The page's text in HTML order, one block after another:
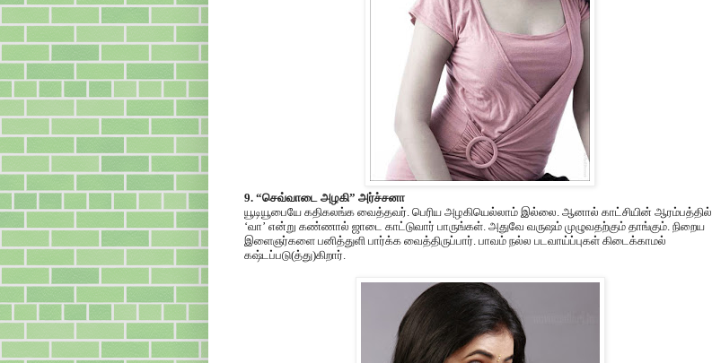
9. “செவ்வாடை அழகி” அர்ச்சனா
யூடியூபையே கதிகலங்க வைத்தவர். பெரிய அழகியெல்லாம் இல்லை. ஆனால் காட்சியின் ஆரம்பத்தில்
‘வா’ என்று கண்ணால் ஜாடை காட்டுவார் பாருங்கள். அதுவே வருஷம் முழுவதற்கும் தாங்கும். நிறைய
இளைஞர்களை பனித்துளி பார்க்க வைத்திருப்பார். பாவம் நல்ல படவாய்ப்புகள் கிடைக்காமல்
கஷ்டப்படு(த்து)கிறார்.